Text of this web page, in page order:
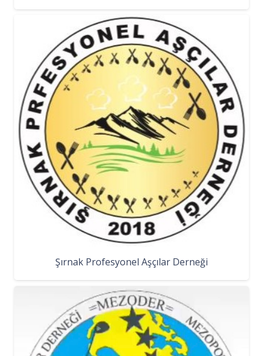
Şırnak Profesyonel Aşçılar Derneği